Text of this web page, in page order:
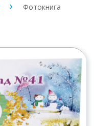
Фотокнига